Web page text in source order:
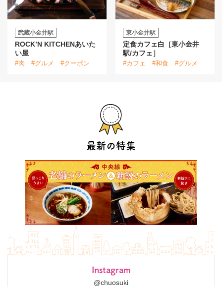
最新の特集
Instagram
@chuosuki
武蔵小金井駅
ROCK’N KITCHENあいた
い屋
#肉 #グルメ #クーポン
東小金井駅
定食カフェ白［東小金井
駅/カフェ］
#カフェ #和食 #グルメ